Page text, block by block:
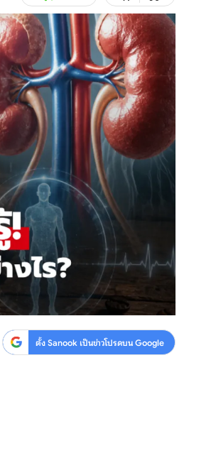
Tasteful Thailand
Sanook Choice
Exclusive
นิยาย
ตั้ง Sanook เป็นข่าวโปรดบน Google